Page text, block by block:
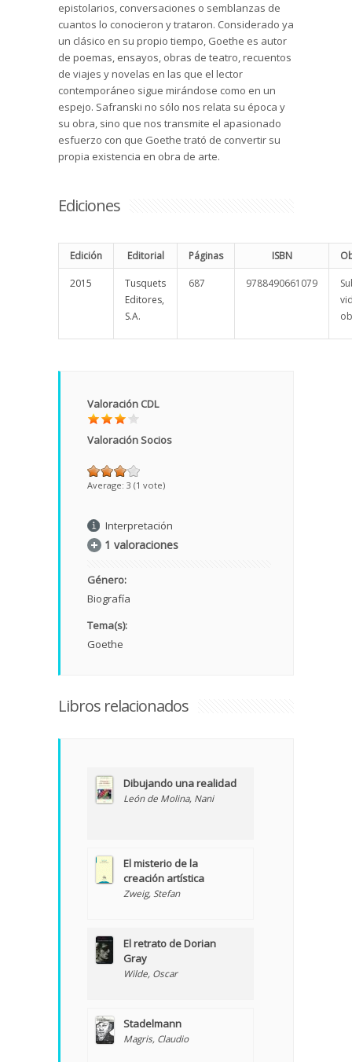
epistolarios, conversaciones o semblanzas de
cuantos lo conocieron y trataron. Considerado ya
un clásico en su propio tiempo, Goethe es autor
de poemas, ensayos, obras de teatro, recuentos
de viajes y novelas en las que el lector
contemporáneo sigue mirándose como en un
espejo. Safranski no sólo nos relata su época y
su obra, sino que nos transmite el apasionado
esfuerzo con que Goethe trató de convertir su
propia existencia en obra de arte.
Ediciones
Edición Editorial Páginas ISBN
2015
Tusquets
Editores,
S.A.
687 9788490661079
Valoración CDL
Valoración Socios
Average: 3 (1 vote)
Interpretación
1 valoraciones
Género:
Biografía
Tema(s):
Goethe
Libros relacionados
Dibujando una realidad
León de Molina, Nani
El misterio de la
creación artística
Zweig, Stefan
El retrato de Dorian
Gray
Wilde, Oscar
Stadelmann
Magris, Claudio